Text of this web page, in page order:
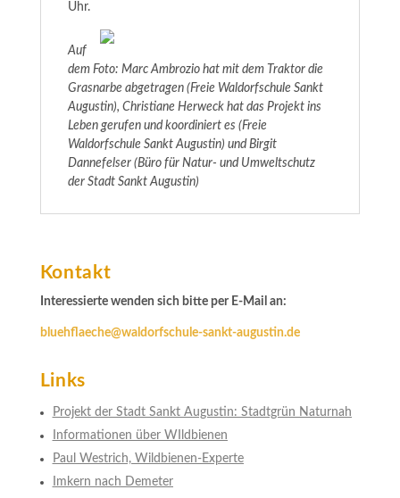
Uhr.
Auf
dem Foto: Marc Ambrozio hat mit dem Traktor die
Grasnarbe abgetragen (Freie Waldorfschule Sankt
Augustin), Christiane Herweck hat das Projekt ins
Leben gerufen und koordiniert es (Freie
Waldorfschule Sankt Augustin) und Birgit
Dannefelser (Büro für Natur- und Umweltschutz
der Stadt Sankt Augustin)
Kontakt
Interessierte wenden sich bitte per E-Mail an:
bluehflaeche@waldorfschule-sankt-augustin.de
Links
Projekt der Stadt Sankt Augustin: Stadtgrün Naturnah
Informationen über WIldbienen
Paul Westrich, Wildbienen-Experte
Imkern nach Demeter